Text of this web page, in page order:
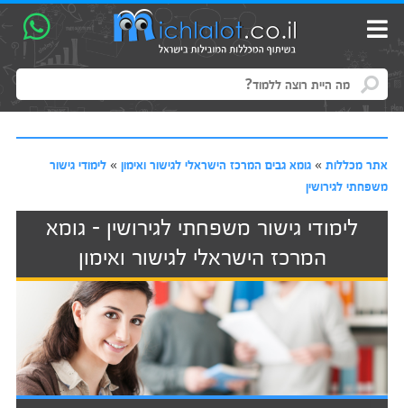
אתר מכללות» גומא גבים המרכז הישראלי לגישור ואימון» לימודי גישור
משפחתי לגירושין
לימודי גישור משפחתי לגירושין - גומא
המרכז הישראלי לגישור ואימון